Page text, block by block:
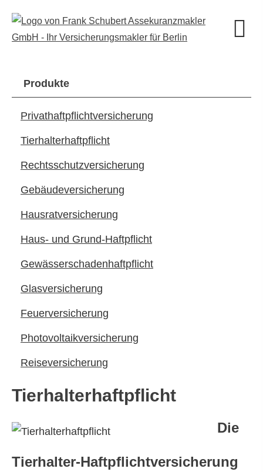
Produkte
Privathaftpflichtversicherung
Tierhalterhaftpflicht
Rechts­schutz­ver­si­che­rung
Ge­bäude­ver­si­che­rung
Haus­rat­ver­si­che­rung
Haus- und Grund-Haft­pflicht
Gewässerschadenhaftpflicht
Glasversicherung
Feuerversicherung
Photo­voltaik­ver­si­che­rung
Reiseversicherung
Tierhalterhaftpflicht
Die
Tierhalter-Haft­pflichtversicherung